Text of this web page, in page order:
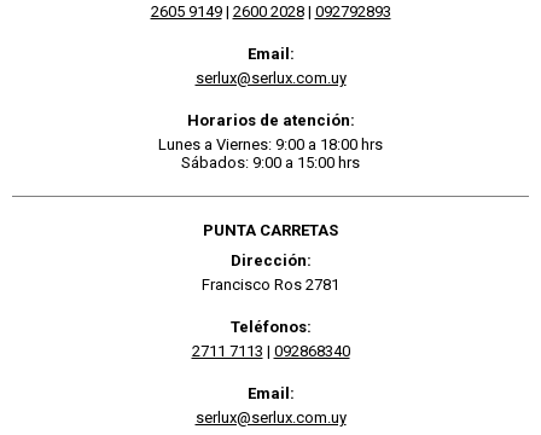
2605 9149| 2600 2028| 092792893
Email:
serlux@serlux.com.uy
Horarios de atención:
Lunes a Viernes: 9:00 a 18:00 hrs
Sábados: 9:00 a 15:00 hrs
PUNTA CARRETAS
Dirección:
Francisco Ros 2781
Teléfonos:
2711 7113 | 092868340
Email:
serlux@serlux.com.uy